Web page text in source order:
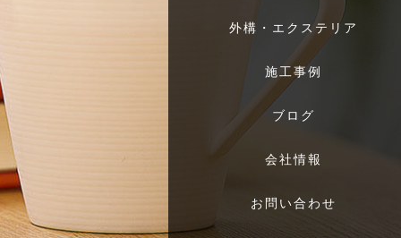
外構・エクステリア
施工事例
ブログ
会社情報
お問い合わせ